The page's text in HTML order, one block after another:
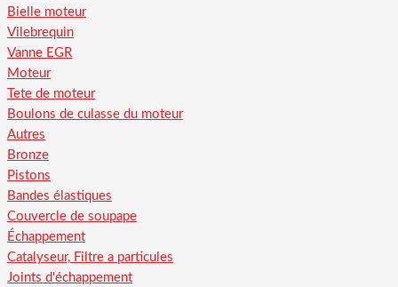
Bielle moteur
Vilebrequin
Vanne EGR
Moteur
Tete de moteur
Boulons de culasse du moteur
Autres
Bronze
Pistons
Bandes élastiques
Couvercle de soupape
Échappement
Catalyseur, Filtre a particules
Joints d'échappement